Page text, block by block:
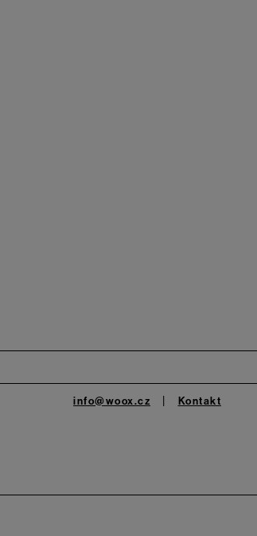
info@woox.cz Kontakt